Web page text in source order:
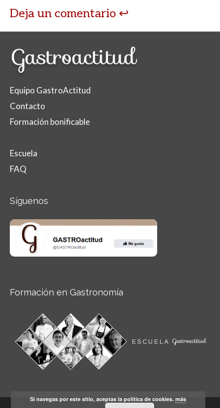
Deja un comentario
Equipo GastroActitud
Contacto
Formación bonificable
Escuela
FAQ
Síguenos
Formación en Gastronomía
Si navegas por este sitio, aceptas la política de cookies.más